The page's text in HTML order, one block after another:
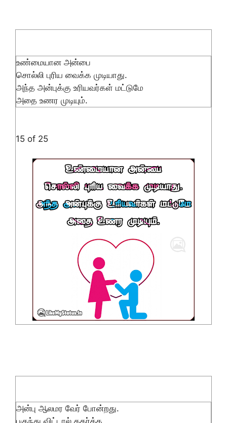
உண்மையான அன்பை
சொல்லி புரிய வைக்க முடியாது.
அந்த அன்புக்கு உரியவர்கள் மட்டுமே
அதை உணர முடியும்.
15 of 25
அன்பு ஆலமர வேர் போன்றது.
புகுந்து விட்டால் தகர்க்க